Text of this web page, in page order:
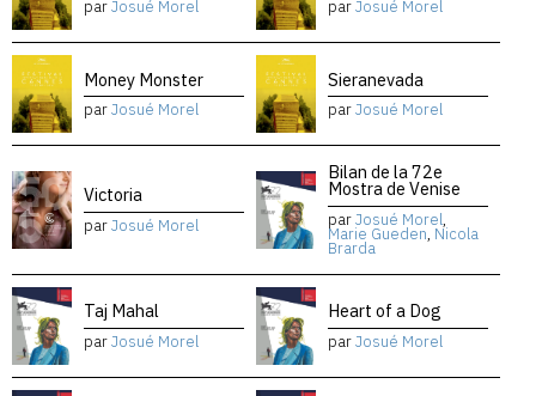
parJosué Morel parJosué Morel
Money Monster
parJosué Morel
Sieranevada
parJosué Morel
Victoria
parJosué Morel
Bilan de la 72e
Mostra de Venise
parJosué Morel,
Marie Gueden, Nicola
Brarda
Taj Mahal
parJosué Morel
Heart of a Dog
parJosué Morel